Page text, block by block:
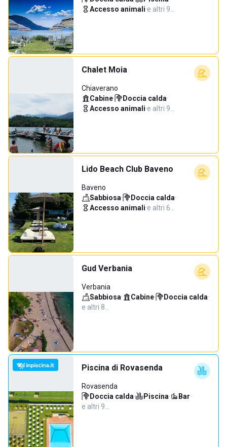
Accesso animali·e altri 9…
Chalet Moia
Chiaverano
Cabine· Doccia calda·
Accesso animali·e altri 9…
Lido Beach Club Baveno
Baveno
Sabbiosa· Doccia calda·
Accesso animali·e altri 6…
Gud Verbania
Verbania
Sabbiosa· Cabine· Doccia calda·
e altri 8…
Piscina di Rovasenda
Rovasenda
Doccia calda· Piscina· Bar·
e altri 9…